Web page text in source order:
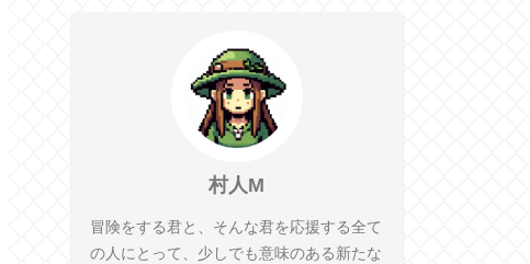
村人M
冒険をする君と、そんな君を応援する全て
の人にとって、少しでも意味のある新たな